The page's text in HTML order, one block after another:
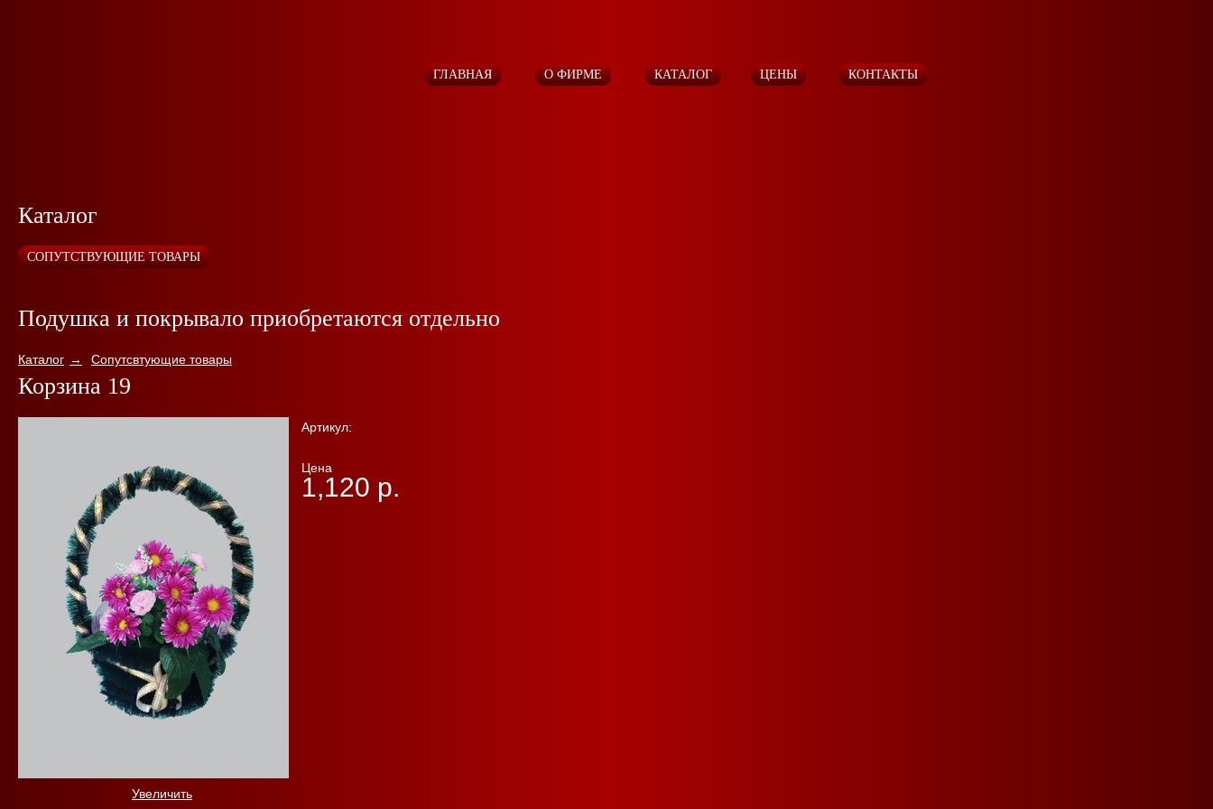
ГЛАВНАЯ О ФИРМЕ КАТАЛОГ ЦЕНЫ КОНТАКТЫ
Каталог
СОПУТСТВУЮЩИЕ ТОВАРЫ
Подушка и покрывало приобретаются отдельно
Каталог Сопутсвтующие товары
Корзина 19
Увеличить
Артикул:
Цена
1,120 р.